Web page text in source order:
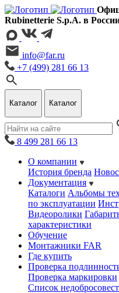
Rubinetterie S.p.A. в
info@far.ru
+7 (499) 281 66 13
Каталог Каталог
8 499 281 66 13
О компании
История бренда
Документация
Каталоги Альбомы
по эксплуатации
Видеоролики
характеристики
Обучение
Монтажники FAR
Где купить
Проверка
Проверка маркировки
Cписок